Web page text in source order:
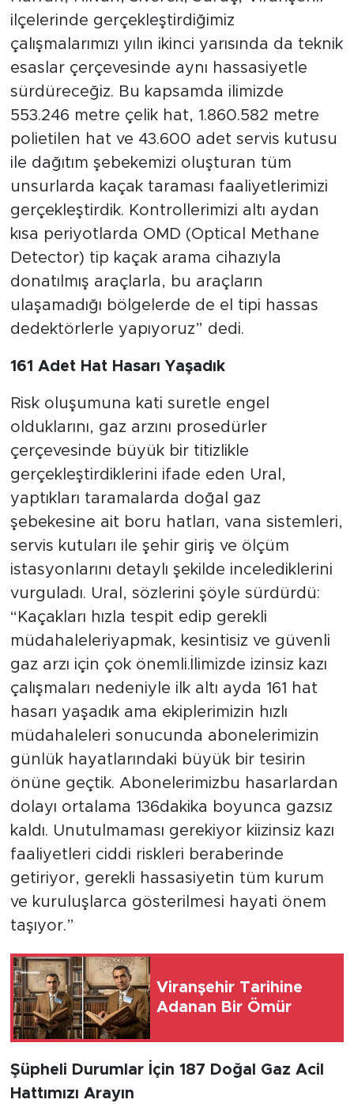
ilçelerinde gerçekleştirdiğimiz
çalışmalarımızı yılın ikinci yarısında da teknik
esaslar çerçevesinde aynı hassasiyetle
sürdüreceğiz. Bu kapsamda ilimizde
553.246 metre çelik hat, 1.860.582 metre
polietilen hat ve 43.600 adet servis kutusu
ile dağıtım şebekemizi oluşturan tüm
unsurlarda kaçak taraması faaliyetlerimizi
gerçekleştirdik. Kontrollerimizi altı aydan
kısa periyotlarda OMD (Optical Methane
Detector) tip kaçak arama cihazıyla
donatılmış araçlarla, bu araçların
ulaşamadığı bölgelerde de el tipi hassas
dedektörlerle yapıyoruz” dedi.
161 Adet Hat Hasarı Yaşadık
Risk oluşumuna kati suretle engel
olduklarını, gaz arzını prosedürler
çerçevesinde büyük bir titizlikle
gerçekleştirdiklerini ifade eden Ural,
yaptıkları taramalarda doğal gaz
şebekesine ait boru hatları, vana sistemleri,
servis kutuları ile şehir giriş ve ölçüm
istasyonlarını detaylı şekilde incelediklerini
vurguladı. Ural, sözlerini şöyle sürdürdü:
“Kaçakları hızla tespit edip gerekli
müdahaleleriyapmak, kesintisiz ve güvenli
gaz arzı için çok önemli.İlimizde izinsiz kazı
çalışmaları nedeniyle ilk altı ayda 161 hat
hasarı yaşadık ama ekiplerimizin hızlı
müdahaleleri sonucunda abonelerimizin
günlük hayatlarındaki büyük bir tesirin
önüne geçtik. Abonelerimizbu hasarlardan
dolayı ortalama 136dakika boyunca gazsız
kaldı. Unutulmaması gerekiyor kiizinsiz kazı
faaliyetleri ciddi riskleri beraberinde
getiriyor, gerekli hassasiyetin tüm kurum
ve kuruluşlarca gösterilmesi hayati önem
taşıyor.”
Viranşehir Tarihine
Adanan Bir Ömür
Şüpheli Durumlar İçin 187 Doğal Gaz Acil
Hattımızı Arayın